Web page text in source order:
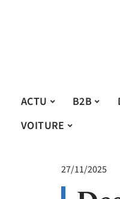
ACTU B2B
VOITURE
27/11/2025